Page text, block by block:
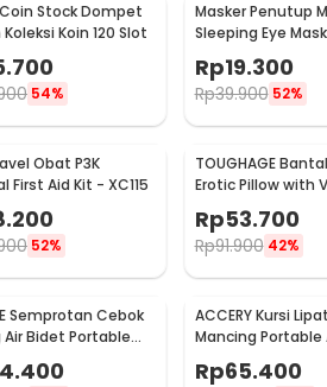
Stock Dompet
Koin 120 Slot
54%
Masker Penutup
Sleeping Eye
Kodok - LC30
Rp19.300
Rp39.900 52%
Obat P3K
First Aid Kit - XC115
52%
TOUGHAGE
Erotic Pillow with
Holder - PF3102
Rp53.700
Rp91.900 42%
Semprotan Cebok
Air Bidet Portable
ACCERY Kursi
Mancing Portable
Telescopic Chair -
Rp65.400